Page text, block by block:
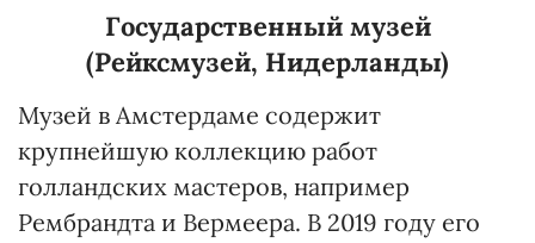
Государственный музей
(Рейксмузей, Нидерланды)
Музей в Амстердаме содержит
крупнейшую коллекцию работ
голландских мастеров, например
Рембрандта и Вермеера. В 2019 году его